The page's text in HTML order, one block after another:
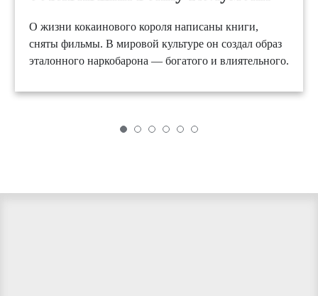
О жизни кокаинового короля написаны книги,
сняты фильмы. В мировой культуре он создал образ
эталонного наркобарона — богатого и влиятельного.